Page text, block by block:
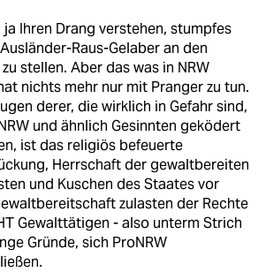
ja Ihren Drang verstehen, stumpfes
Raus-Gelaber an den
stellen. Aber das was in NRW
nichts mehr nur mit Pranger zu tun.
derer, die wirklich in Gefahr sind,
und ähnlich Gesinnten geködert
ist das religiös befeuerte
Herrschaft der gewaltbereiten
und Kuschen des Staates vor
zulasten der Rechte
Gewalttätigen - also unterm Strich
Gründe, sich ProNRW